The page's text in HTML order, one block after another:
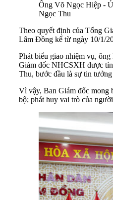
Ông Võ Ngọc Hiệp -
Ngọc Thu
Theo quyết định của Tổng
Lâm Đồng kể từ ngày 10/1/
Phát biểu giao nhiệm vụ,
Giám đốc NHCSXH được
Thu, bước đầu là sự tin
Vì vậy, Ban Giám đốc mong
bộ; phát huy vai trò của